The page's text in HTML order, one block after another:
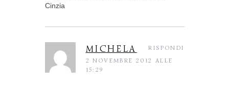
Cinzia
MICHELA
2 NOVEMBRE 2012 ALLE
15:29
RISPONDI